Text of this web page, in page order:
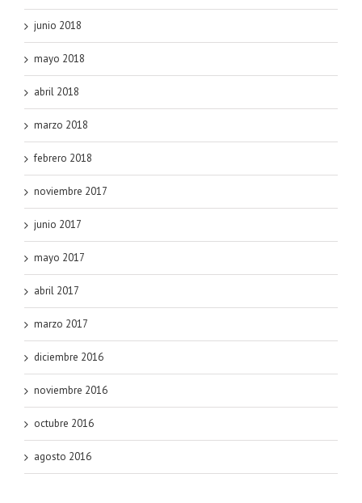
junio 2018
mayo 2018
abril 2018
marzo 2018
febrero 2018
noviembre 2017
junio 2017
mayo 2017
abril 2017
marzo 2017
diciembre 2016
noviembre 2016
octubre 2016
agosto 2016